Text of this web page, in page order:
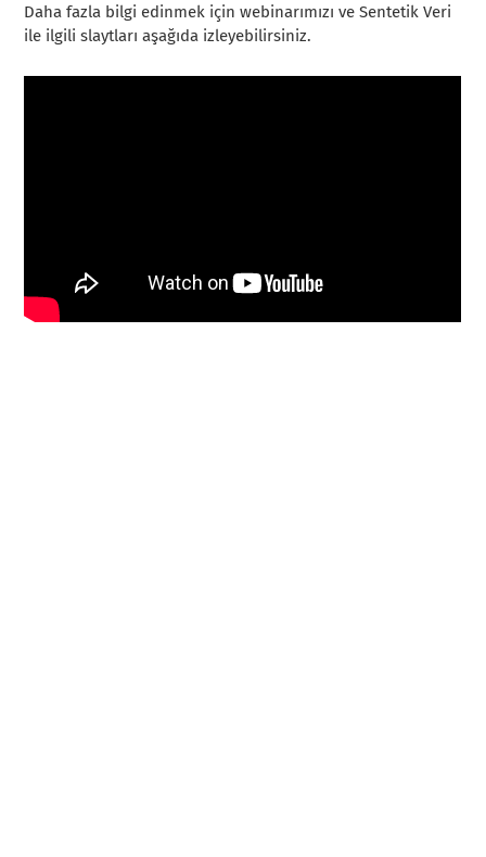
Daha fazla bilgi edinmek için webinarımızı ve Sentetik Veri
ile ilgili slaytları aşağıda izleyebilirsiniz.